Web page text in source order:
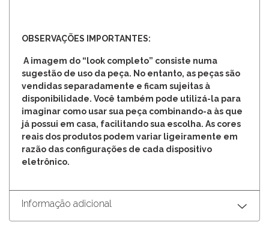
OBSERVAÇÕES IMPORTANTES:
A imagem do “look completo” consiste numa
sugestão de uso da peça. No entanto, as peças são
vendidas separadamente e ficam sujeitas à
disponibilidade. Você também pode utilizá-la para
imaginar como usar sua peça combinando-a às que
já possui em casa, facilitando sua escolha. As cores
reais dos produtos podem variar ligeiramente em
razão das configurações de cada dispositivo
eletrônico.
Informação adicional